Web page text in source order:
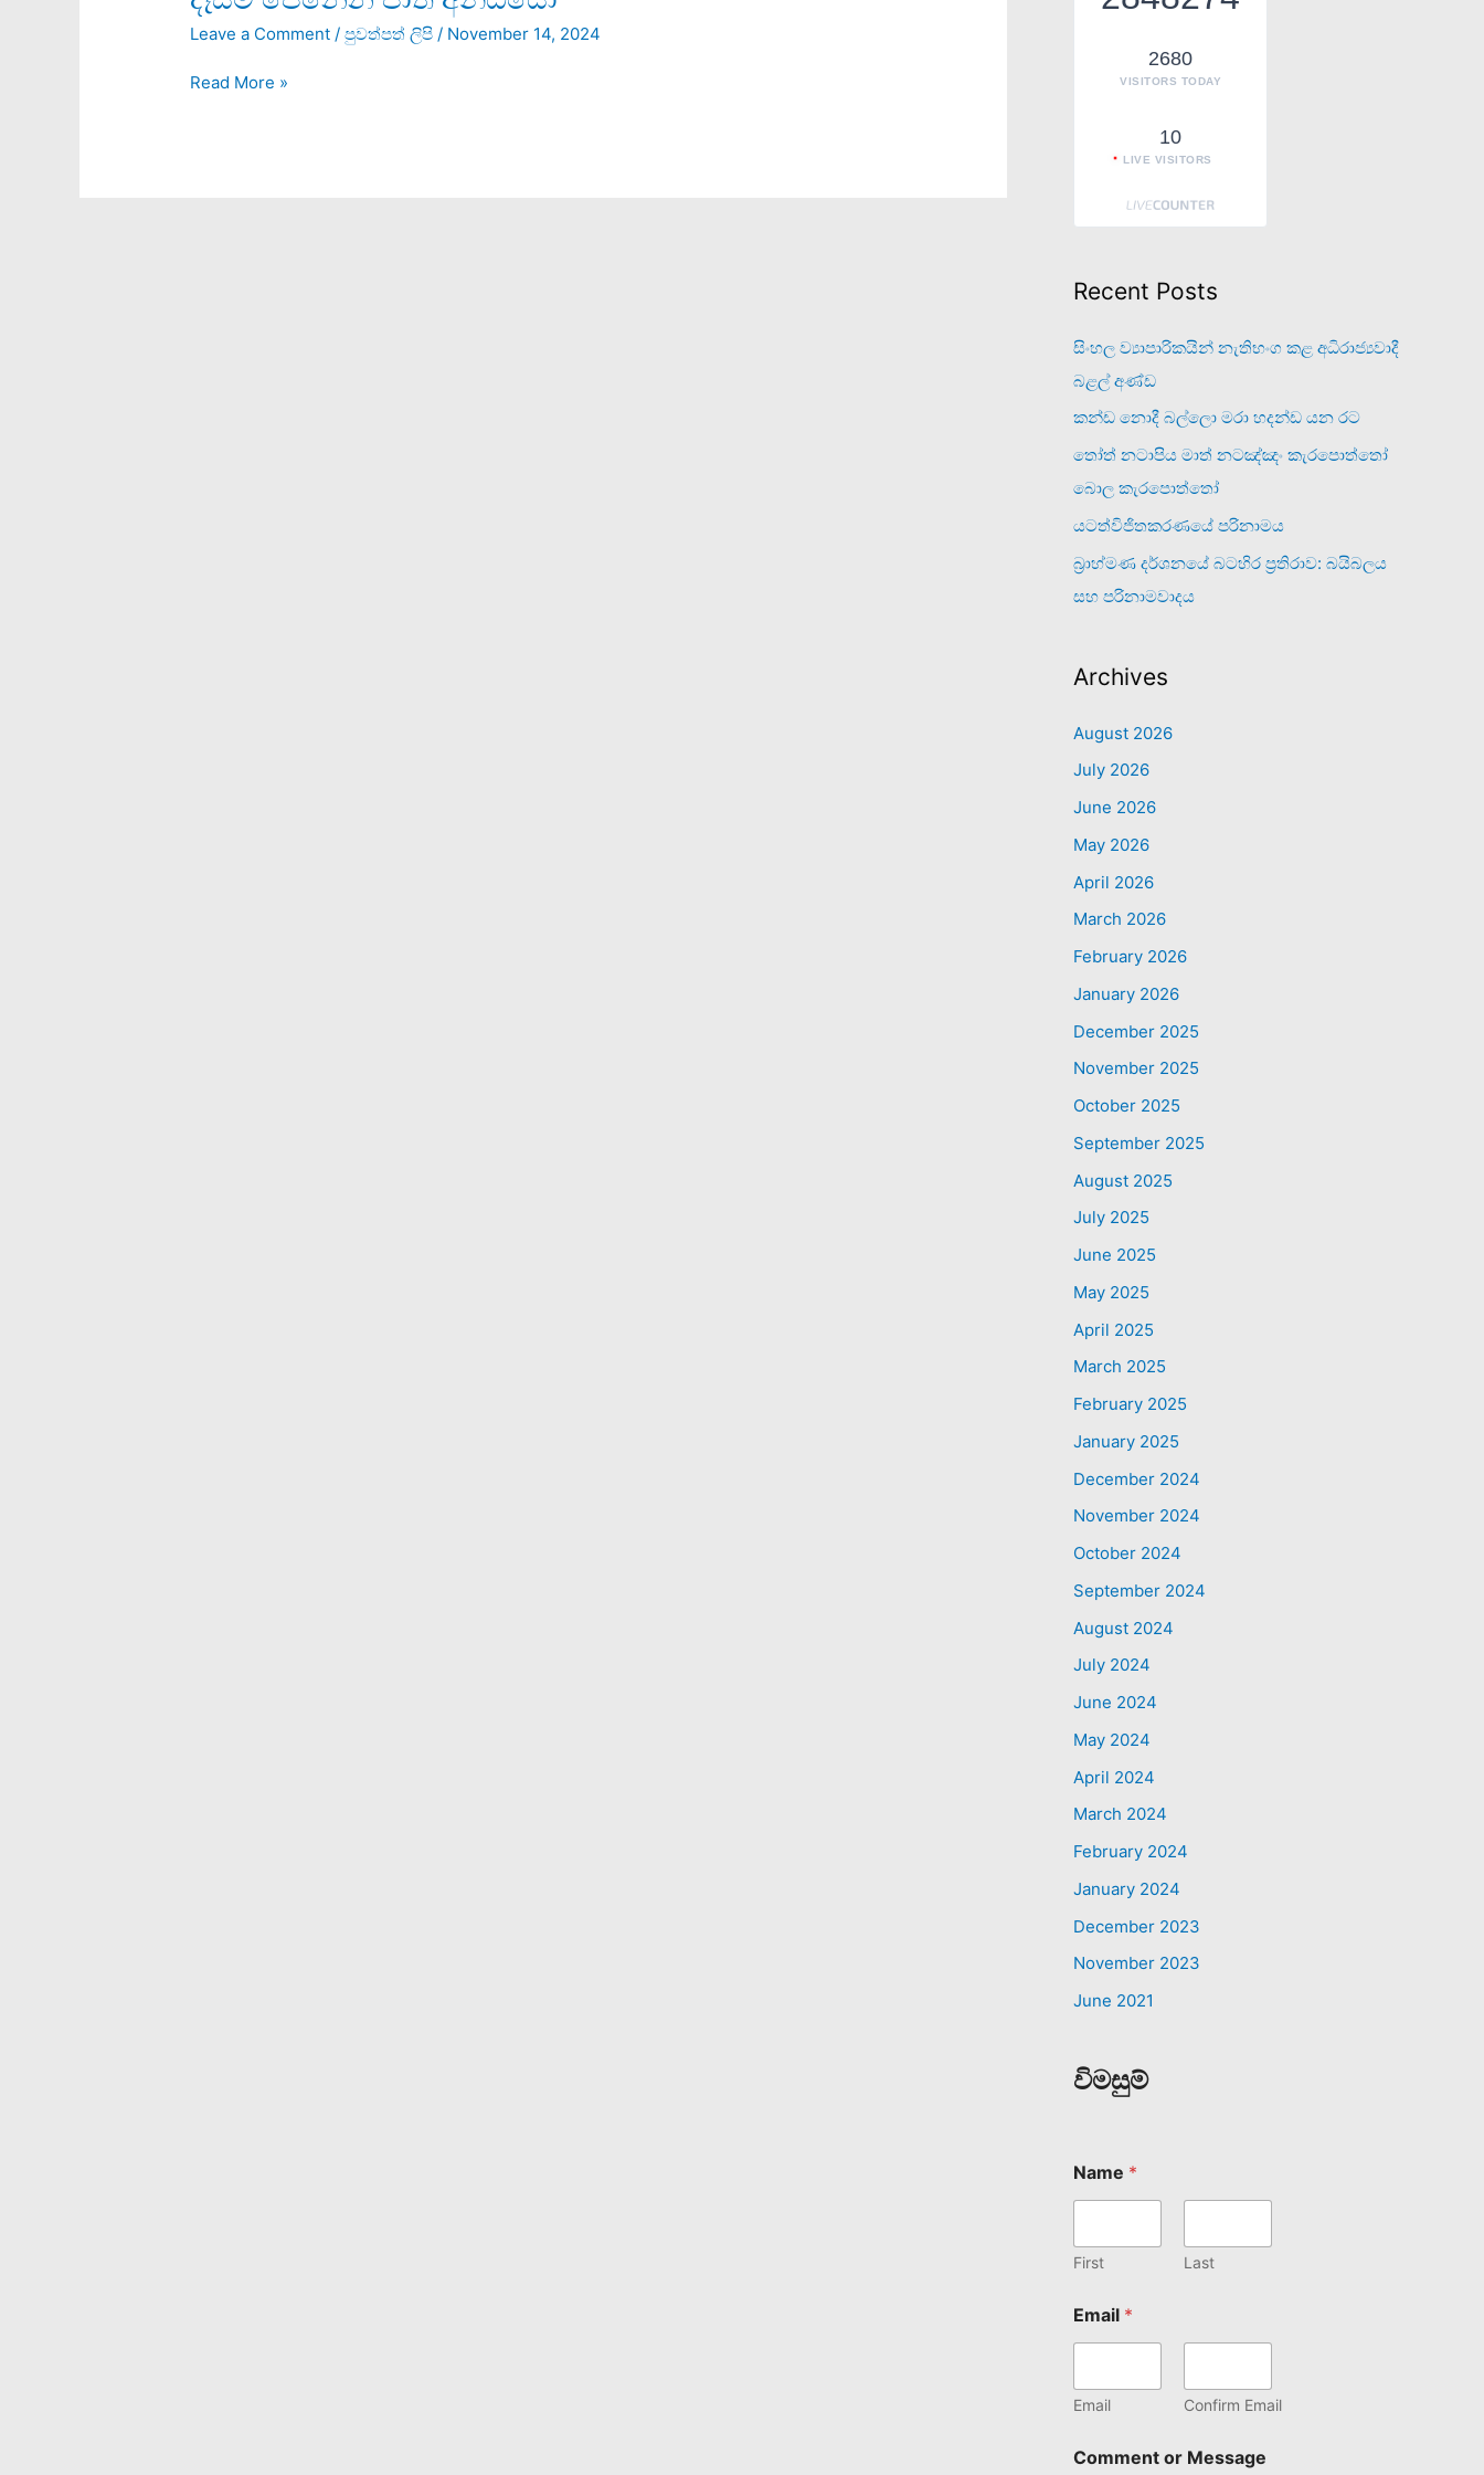
Leave a Comment /පුවත්පත් ලිපි / November 14, 2024
පෙනෙන
ජාති
Read More »
2680
VISITORS TODAY
10
LIVE VISITORS
Recent Posts
සිංහල ව්‍යාපාරිකයින් නැතිභංග කළ අධිරාජ්‍යවාදී
බළල් අණ්ඩ
කන්ඩ නොදී බල්ලො මරා හදන්ඩ යන රට
තෝත් නටාපිය මාත් නටඤ්ඤං කැරපොත්තෝ
බොල කැරපොත්තෝ
යටත්විජිතකරණයේ පරිනාමය
බ්‍රාහ්මණ දර්ශනයේ බටහිර ප්‍රතිරාව: බයිබලය
සහ පරිනාමවාදය
Archives
August 2026
July 2026
June 2026
May 2026
April 2026
March 2026
February 2026
January 2026
December 2025
November 2025
October 2025
September 2025
August 2025
July 2025
June 2025
May 2025
April 2025
March 2025
February 2025
January 2025
December 2024
November 2024
October 2024
September 2024
August 2024
July 2024
June 2024
May 2024
April 2024
March 2024
February 2024
January 2024
December 2023
November 2023
June 2021
විමසුම්
Name *
First Last
Email *
Email Confirm Email
Comment or Message